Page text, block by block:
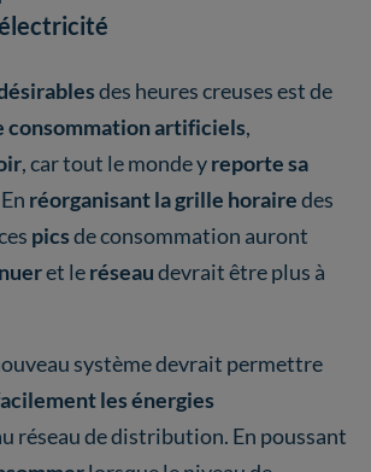
des heures creuses est de
consommation artificiels,
, car tout le monde yreporte sa
réorganisant la grille horairedes
picsde consommation auront
et leréseaudevrait être plus à
système devrait permettre
les énergies
réseau de distribution. En poussant